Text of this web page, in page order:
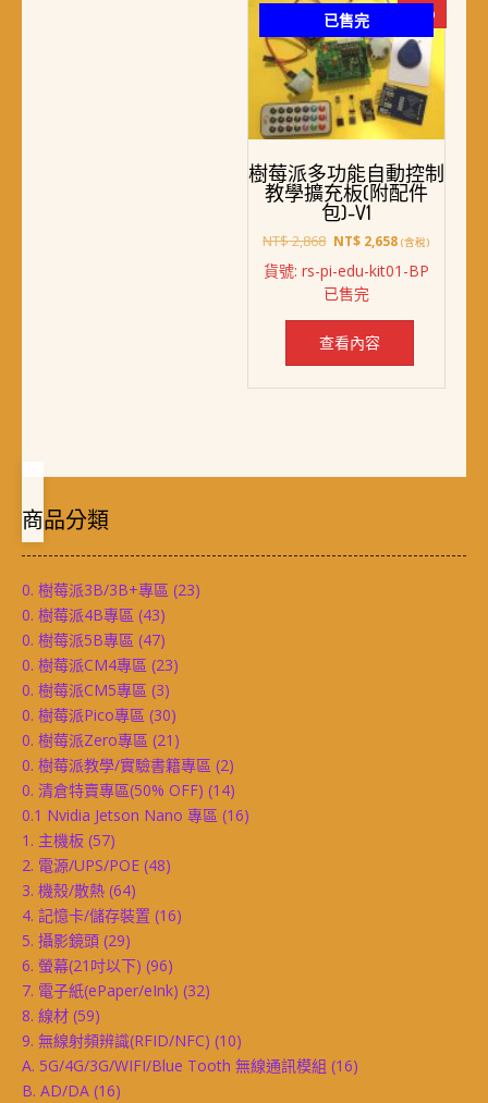
已售完 -7%
樹莓派多功能自動控制
教學擴充板(附配件
包)-V1
NT$2,868 原
價
格：
NT$ 2,868。
NT$ 2,658目
價
NT$ 2,658。
(含稅)
貨號: rs-pi-edu-kit01-BP
已售完
查看內容
商品分類
0. 樹莓派3B/3B+專區 (23)
0. 樹莓派4B專區 (43)
0. 樹莓派5B專區 (47)
0. 樹莓派CM4專區 (23)
0. 樹莓派CM5專區 (3)
0. 樹莓派Pico專區 (30)
0. 樹莓派Zero專區 (21)
0. 樹莓派教學/實驗書籍專區 (2)
0. 清倉特賣專區(50% OFF) (14)
0.1 Nvidia Jetson Nano 專區 (16)
1. 主機板 (57)
2. 電源/UPS/POE (48)
3. 機殼/散熱 (64)
4. 記憶卡/儲存裝置 (16)
5. 攝影鏡頭 (29)
6. 螢幕(21吋以下) (96)
7. 電子紙(ePaper/eInk) (32)
8. 線材 (59)
9. 無線射頻辨識(RFID/NFC) (10)
A. 5G/4G/3G/WIFI/Blue Tooth 無線通訊模組 (16)
B. AD/DA (16)